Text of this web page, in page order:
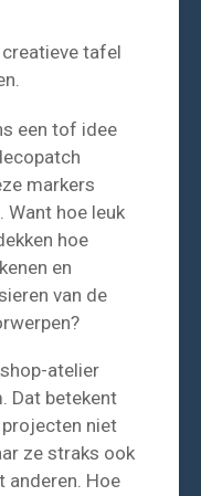
tafel
een tof idee
markers
Want hoe leuk
hoe
en
van de
atelier
Dat betekent
niet
ze straks ook
anderen. Hoe